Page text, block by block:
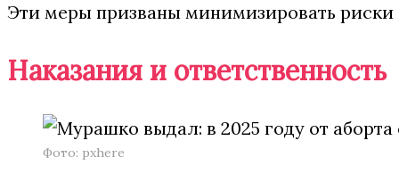
Эти меры призваны минимизировать
Наказания и ответственность
Фото: pxhere